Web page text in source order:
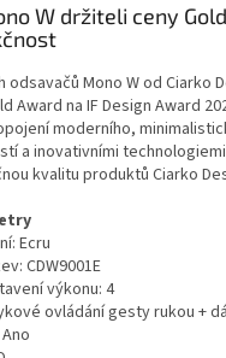
W držiteli ceny
odsavačů Mono W od Ciarko
Award na IF Design Award
moderního,
a inovativními
kvalitu produktů Ciarko
Ecru
CDW9001E
výkonu: 4
ovládání gesty rukou +
Ano